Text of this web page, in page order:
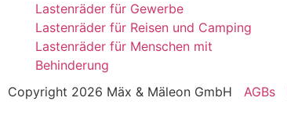
Lastenräder für Gewerbe
Lastenräder für Reisen und Camping
Lastenräder für Menschen mit
Behinderung
Copyright 2026 Mäx & Mäleon GmbH AGBs